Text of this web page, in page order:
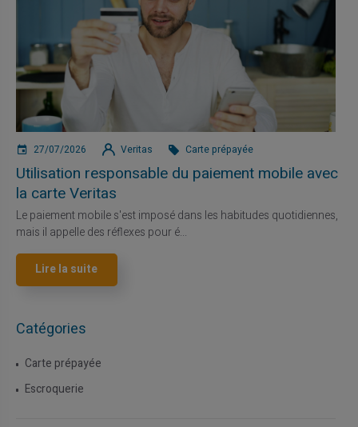
27/07/2026 Veritas Carte prépayée
Utilisation responsable du paiement mobile avec
la carte Veritas
Le paiement mobile s'est imposé dans les habitudes quotidiennes,
mais il appelle des réflexes pour é...
Lire la suite
Catégories
Carte prépayée
Escroquerie